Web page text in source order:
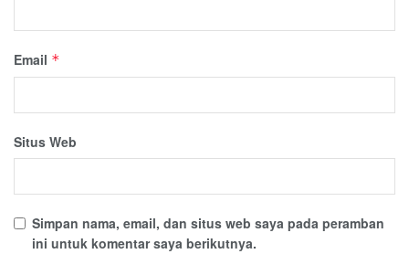
Email *
Situs Web
Simpan nama, email, dan situs web saya pada peramban
ini untuk komentar saya berikutnya.